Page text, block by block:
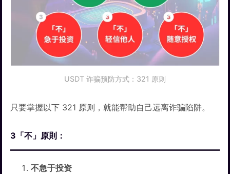
USDT 诈骗预防方式：321 原则
只要掌握以下 321 原则，就能帮助自己远离诈骗陷阱。
3「不」原則：
不急于投资